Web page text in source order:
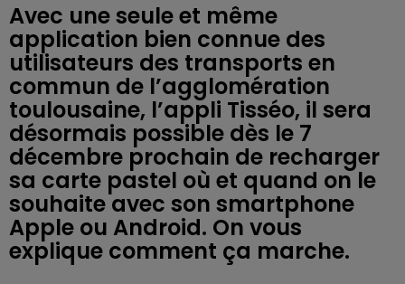
Avec une seule et même
application bien connue des
utilisateurs des transports en
commun de l’agglomération
toulousaine, l’appli Tisséo, il sera
désormais possible dès le 7
décembre prochain de recharger
sa carte pastel où et quand on le
souhaite avec son smartphone
Apple ou Android. On vous
explique comment ça marche.